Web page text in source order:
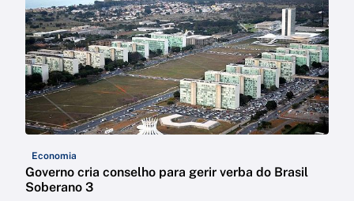
Economia
Governo cria conselho para gerir verba do Brasil
Soberano 3